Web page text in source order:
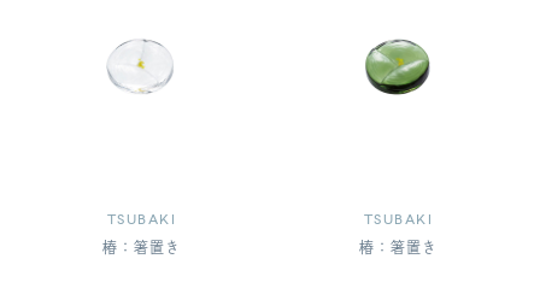
TSUBAKI
椿：箸置き
TSUBAKI
椿：箸置き